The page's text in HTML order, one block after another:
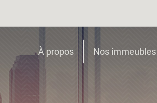
À propos Nos immeubles